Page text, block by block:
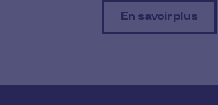
En savoir plus